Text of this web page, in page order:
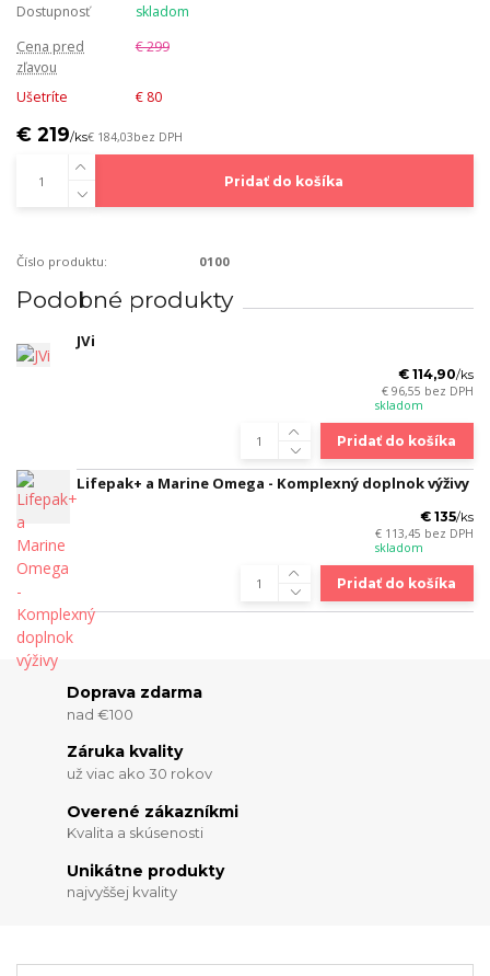
Dostupnosť
skladom
Cena pred
zľavou
€ 299
Ušetríte € 80
€ 219/ks€ 184,03bez DPH
Pridať do košíka
Číslo produktu: 0100
Podobné produkty
JVi
€ 114,90/ks
€ 96,55 bez DPH
skladom
Pridať do košíka
Lifepak+ a Marine Omega - Komplexný doplnok výživy
€ 135/ks
€ 113,45 bez DPH
skladom
Pridať do košíka
Doprava zdarma
nad €100
Záruka kvality
už viac ako 30 rokov
Overené zákazníkmi
Kvalita a skúsenosti
Unikátne produkty
najvyššej kvality